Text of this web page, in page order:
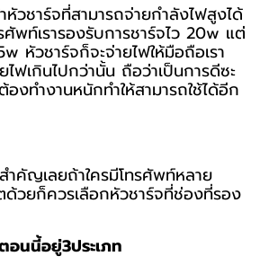
วชาร์จที่สามารถจ่ายกำลังไฟสูงได้
พท์เรารองรับการชาร์จไว 20w แต่
หัวชาร์จก็จะจ่ายไฟให้มือถือเรา
ไฟเกินไปกว่านั้น ถือว่าเป็นการดีซะ
องทำงานหนักทำให้สามารถใช้ได้อีก
ำคัญเลยถ้าใครมีโทรศัพท์หลาย
ด้วยก็ควรเลือกหัวชาร์จที่ช่องที่รอง
นนี้อยู่3ประเภท